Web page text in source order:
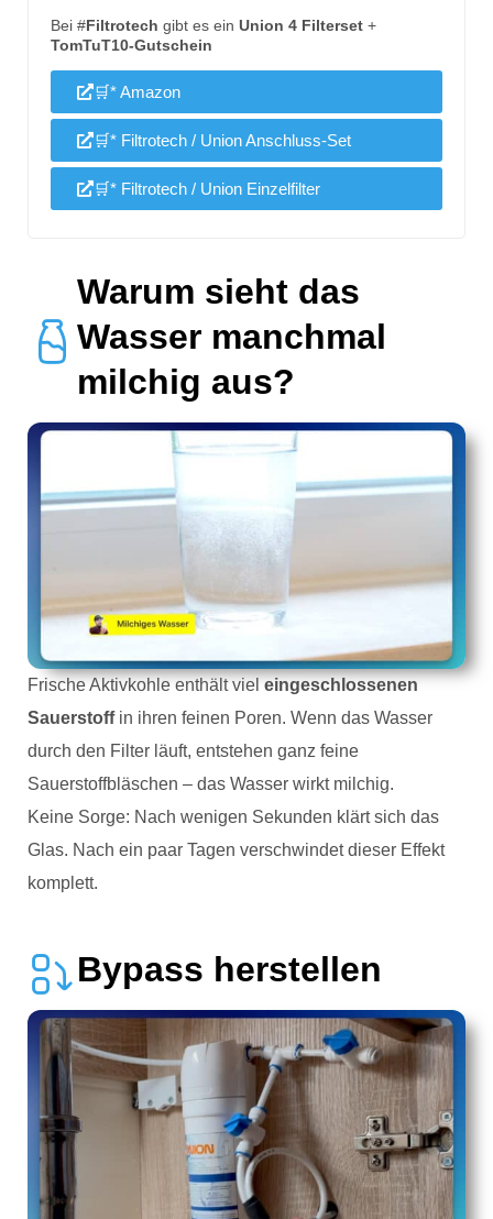
Bei #Filtrotech gibt es ein Union 4 Filterset +
TomTuT10-Gutschein
🛒* Amazon
🛒* Filtrotech / Union Anschluss-Set
🛒* Filtrotech / Union Einzelfilter
Warum sieht das
Wasser manchmal
milchig aus?
Frische Aktivkohle enthält viel eingeschlossenen
Sauerstoffin ihren feinen Poren. Wenn das Wasser
durch den Filter läuft, entstehen ganz feine
Sauerstoffbläschen – das Wasser wirkt milchig.
Keine Sorge: Nach wenigen Sekunden klärt sich das
Glas. Nach ein paar Tagen verschwindet dieser Effekt
komplett.
Bypass herstellen